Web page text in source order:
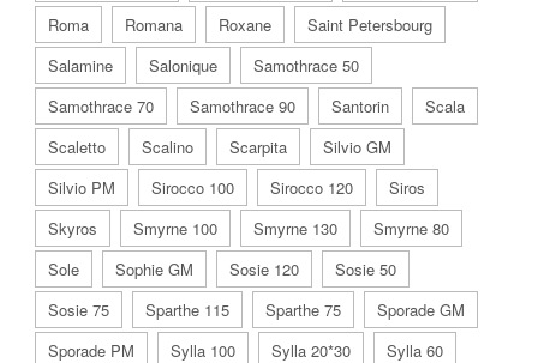
Roma
Romana Roxane
Saint Petersbourg
Salamine
Salonique
Samothrace 50
Samothrace 70
Samothrace 90 Santorin
Scala
Scaletto
Scalino Scarpita
Silvio GM
Silvio PM
Sirocco 100 Sirocco 120
Siros
Skyros
Smyrne 100 Smyrne 130
Smyrne 80
Sole
Sophie GM Sosie 120
Sosie 50
Sosie 75
Sparthe 115 Sparthe 75
Sporade GM
Sporade PM
Sylla 100 Sylla 20*30
Sylla 60